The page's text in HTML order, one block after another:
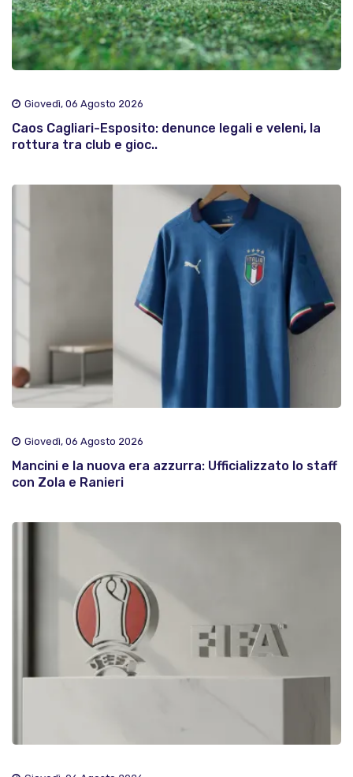
Giovedì, 06 Agosto 2026
Caos Cagliari-Esposito: denunce legali e veleni, la
rottura tra club e gioc..
Giovedì, 06 Agosto 2026
Mancini e la nuova era azzurra: Ufficializzato lo staff
con Zola e Ranieri